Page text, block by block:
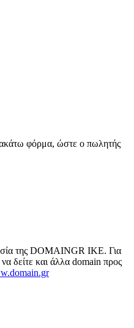
φόρμα, ώστε ο πωλητής
της DOMAINGR ΙΚΕ. Για
δείτε και άλλα domain προς